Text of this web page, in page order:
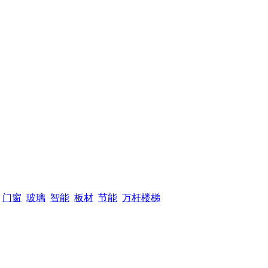
门窗 玻璃 智能 板材 节能 万杆楼梯